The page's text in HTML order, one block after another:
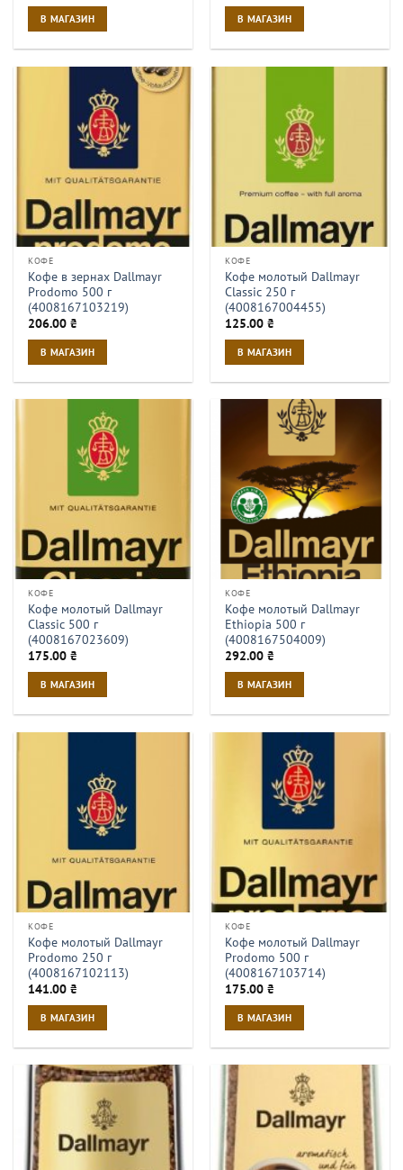
В МАГАЗИН В МАГАЗИН
КОФЕ
Кофе в зернах Dallmayr
Prodomo 500 г
(4008167103219)
206.00₴
В МАГАЗИН
КОФЕ
Кофе молотый Dallmayr
Classic 250 г
(4008167004455)
125.00₴
В МАГАЗИН
КОФЕ
Кофе молотый Dallmayr
Classic 500 г
(4008167023609)
175.00₴
В МАГАЗИН
КОФЕ
Кофе молотый Dallmayr
Ethiopia 500 г
(4008167504009)
292.00₴
В МАГАЗИН
КОФЕ
Кофе молотый Dallmayr
Prodomo 250 г
(4008167102113)
141.00₴
В МАГАЗИН
КОФЕ
Кофе молотый Dallmayr
Prodomo 500 г
(4008167103714)
175.00₴
В МАГАЗИН